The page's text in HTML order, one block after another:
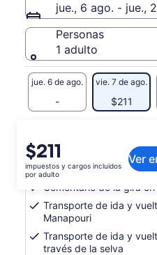
jue., 6 ago. - jue.,
Personas
1 adulto
jue. 6 de ago.
-
vie. 7 de ago.
$211
El
precio
es
de
$211.
adulto
$211
impuestos y cargos incluidos
por adulto
Ver
Qué incluye o
Crucero guiado de 2.5
Comentario de la gira
Transporte de ida y
Manapouri
Transporte de ida y
través de la selva